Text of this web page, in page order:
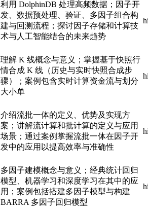
利用 DolphinDB 处理高频数据；因子开
发、数据预处理、验证、多因子组合构
建与回测流程；探讨因子存储和计算技
术与人工智能结合的未来趋势
理解 K 线概念与意义；掌握基于快照行
情合成 K 线（历史与实时快照合成步
骤）；案例包含实时计算资金流与划分
大小单
介绍流批一体的定义、优势及实现方
案；讲解流计算和批计算的定义与应用
场景；通过案例掌握流批一体在因子开
发中的应用以提高效率与准确性
多因子建模概念与意义；经典统计回归
模型、机器学习和深度学习在其中的应
用；案例包括搭建多因子模型与构建
BARRA 多因子回归模型